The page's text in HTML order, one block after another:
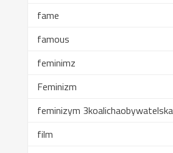
fame
famous
feminimz
Feminizm
feminizym
film